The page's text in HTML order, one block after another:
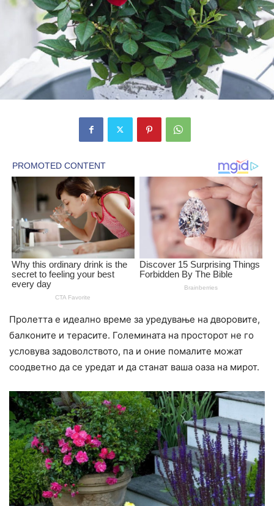
Пролетта е идеално време за уредување на дворовите,
балконите и терасите. Големината на просторот не го
условува задоволството, па и оние помалите можат
соодветно да се уредат и да станат ваша оаза на мирот.